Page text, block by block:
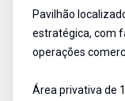
Pavilhão
estratégica, com
operações
Área privativa de